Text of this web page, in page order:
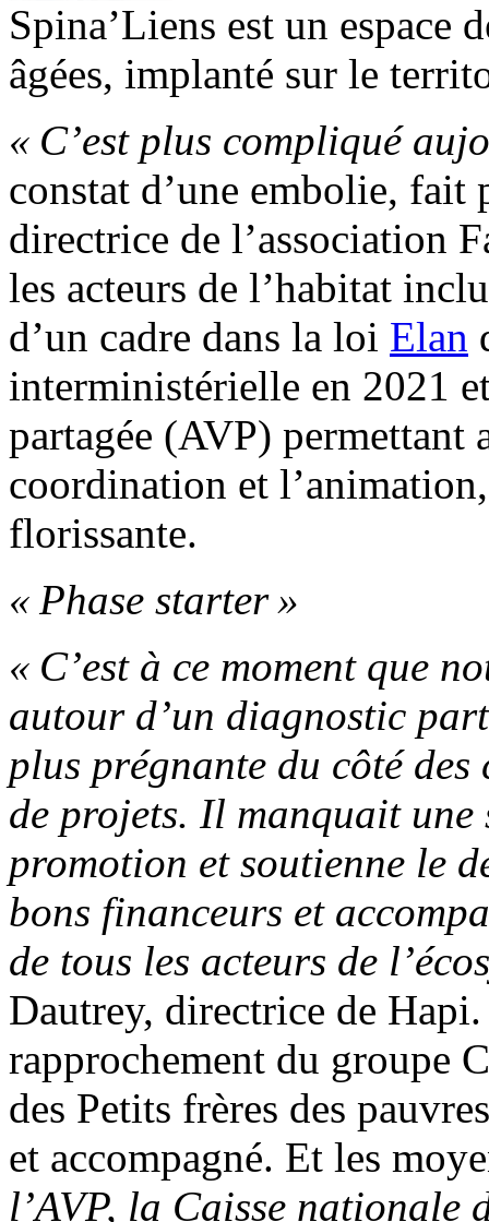
Spina’Liens est un espace
âgées, implanté sur le
« C’est plus compliqué
constat d’une embolie, fait
directrice de l’association
les acteurs de l’habitat
d’un cadre dans la loi Elan
interministérielle en 2021
partagée (AVP) permettant
coordination et
florissante.
« Phase starter »
« C’est à ce moment que
autour d’un diagnostic
plus prégnante du côté
de projets. Il manquait
promotion et soutienne le
bons financeurs et
de tous les acteurs de
Dautrey, directrice de Hapi.
rapprochement du groupe
des Petits frères des
et accompagné. Et les
l’AVP, la Caisse nationale